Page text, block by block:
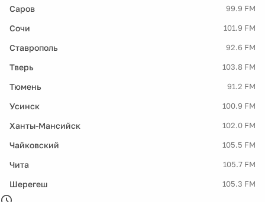
Саров 99.9 FM
Сочи 101.9 FM
Ставрополь 92.6 FM
Тверь 103.8 FM
Тюмень 91.2 FM
Усинск 100.9 FM
Ханты-Мансийск 102.0 FM
Чайковский 105.5 FM
Чита 105.7 FM
Шерегеш 105.3 FM